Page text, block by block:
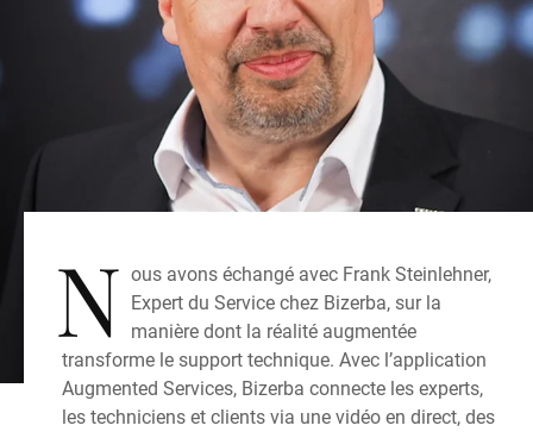
N ous avons échangé avec Frank Steinlehner,
Expert du Service chez Bizerba, sur la
manière dont la réalité augmentée
transforme le support technique. Avec l’application
Augmented Services, Bizerba connecte les experts,
les techniciens et clients via une vidéo en direct, des